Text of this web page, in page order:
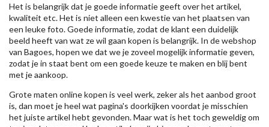
Het is belangrijk dat je goede informatie geeft over het artikel,
kwaliteit etc. Het is niet alleen een kwestie van het plaatsen van
een leuke foto. Goede informatie, zodat de klant een duidelijk
beeld heeft van wat ze wil gaan kopen is belangrijk. In de webshop
van Bagoes, hopen we dat we je zoveel mogelijk informatie geven,
zodat je in staat bent om een goede keuze te maken en blij bent
met je aankoop.
Grote maten online kopen is veel werk, zeker als het aanbod groot
is, dan moet je heel wat pagina's doorkijken voordat je misschien
het juiste artikel hebt gevonden. Maar wat is het toch geweldig om